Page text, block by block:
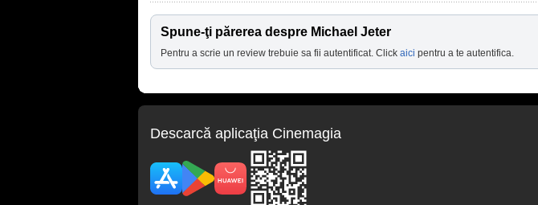
Spune-ţi părerea despre Michael Jeter
Pentru a scrie un review trebuie sa fii autentificat. Click aici pentru a te autentifica.
Descarcă aplicaţia Cinemagia